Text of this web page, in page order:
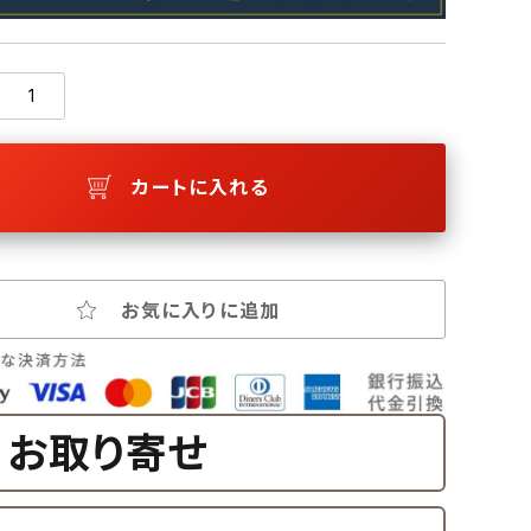
カートに入れる
お気に入りに追加
お取り寄せ